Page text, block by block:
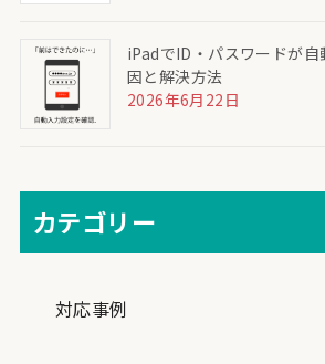
iPadでID・パスワードが
因と解決方法
2026年6月22日
カテゴリー
対応事例